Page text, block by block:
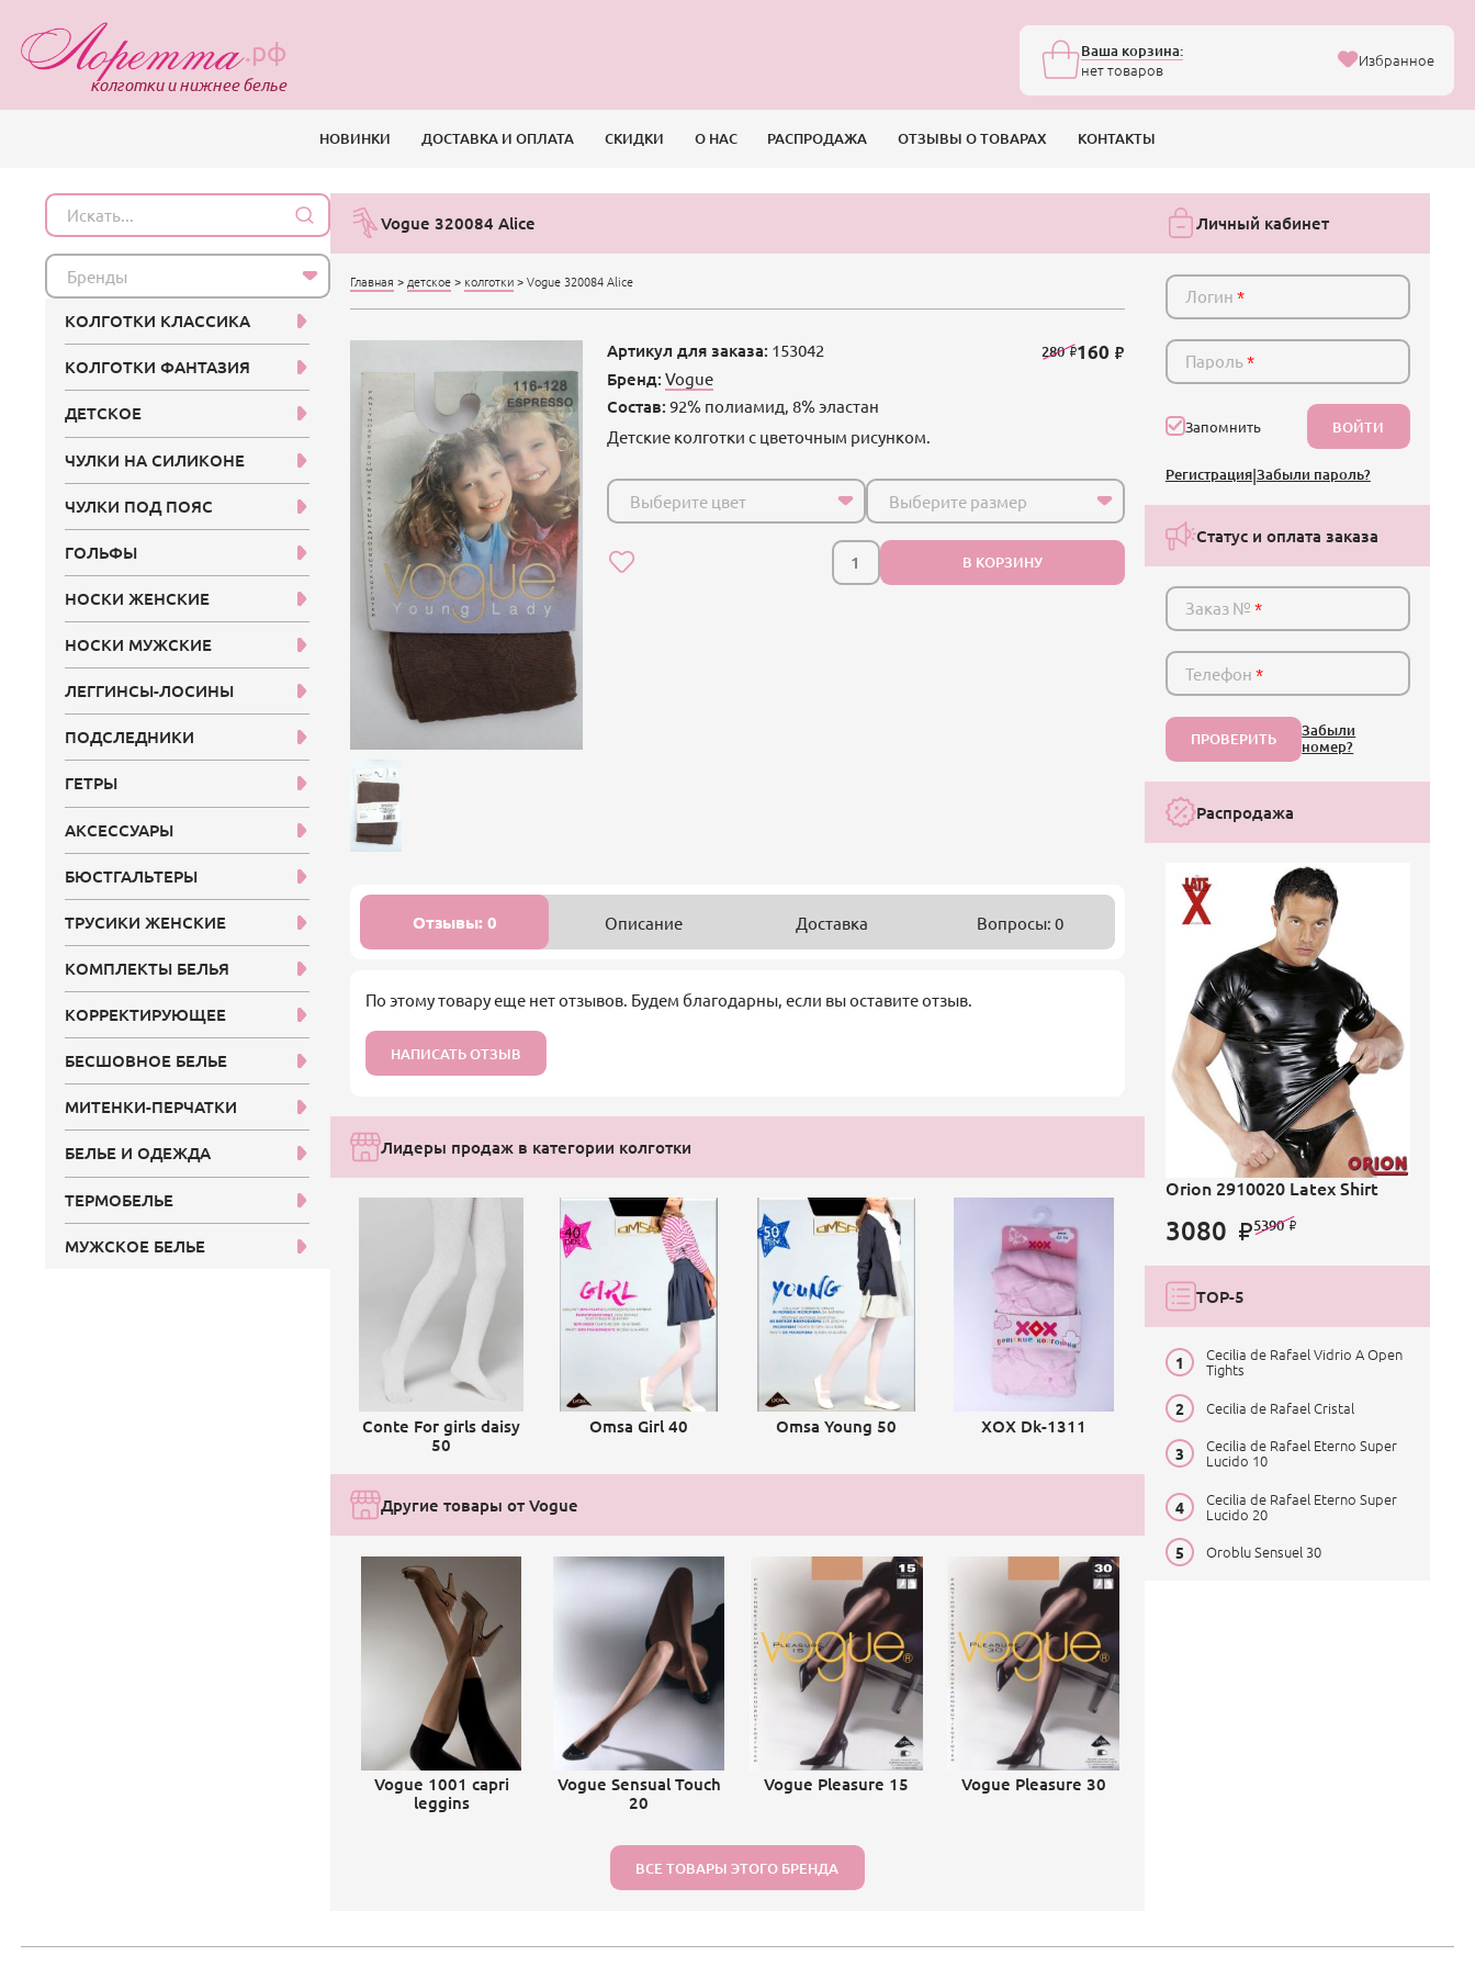
.рф
колготки и нижнее белье
Ваша корзина:
нет товаров
Избранное
НОВИНКИ ДОСТАВКА И ОПЛАТА СКИДКИ О НАС РАСПРОДАЖА ОТЗЫВЫ О ТОВАРАХ КОНТАКТЫ
Vogue 320084 Alice
Главная > детское > колготки > Vogue 320084 Alice
Артикул для заказа: 153042
Бренд: Vogue
Состав: 92% полиамид, 8% эластан
Детские колготки с цветочным рисунком.
160
280
Выберите цвет Выберите размер
В КОРЗИНУ
Отзывы: 0 Описание Доставка Вопросы: 0
По этому товару еще нет отзывов. Будем благодарны, если вы оставите отзыв.
НАПИСАТЬ ОТЗЫВ
Лидеры продаж в категории колготки
Conte For girls daisy
50
Omsa Girl 40 Omsa Young 50 ХОХ Dk-1311
Другие товары от Vogue
Vogue 1001 capri
leggins
Vogue Sensual Touch
20
Vogue Pleasure 15 Vogue Pleasure 30
ВСЕ ТОВАРЫ ЭТОГО БРЕНДА
Личный кабинет
Логин*
Пароль*
Запомнить ВОЙТИ
Регистрация|Забыли пароль?
Статус и оплата заказа
Заказ №*
Телефон*
ПРОВЕРИТЬ
Забыли
номер?
Распродажа
Orion 2910020 Latex Shirt
3080 5390
TOP-5
Cecilia de Rafael Vidrio A Open
Tights
Cecilia de Rafael Cristal
Cecilia de Rafael Eterno Super
Lucido 10
Cecilia de Rafael Eterno Super
Lucido 20
Oroblu Sensuel 30
Бренды
КОЛГОТКИ КЛАССИКА
КОЛГОТКИ ФАНТАЗИЯ
ДЕТСКОЕ
ЧУЛКИ НА СИЛИКОНЕ
ЧУЛКИ ПОД ПОЯС
ГОЛЬФЫ
НОСКИ ЖЕНСКИЕ
НОСКИ МУЖСКИЕ
ЛЕГГИНСЫ-ЛОСИНЫ
ПОДСЛЕДНИКИ
ГЕТРЫ
АКСЕССУАРЫ
БЮСТГАЛЬТЕРЫ
ТРУСИКИ ЖЕНСКИЕ
КОМПЛЕКТЫ БЕЛЬЯ
КОРРЕКТИРУЮЩЕЕ
БЕСШОВНОЕ БЕЛЬЕ
МИТЕНКИ-ПЕРЧАТКИ
БЕЛЬЕ И ОДЕЖДА
ТЕРМОБЕЛЬЕ
МУЖСКОЕ БЕЛЬЕ